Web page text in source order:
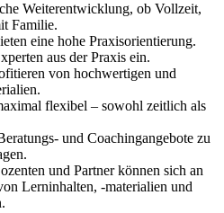
Weiterentwicklung, ob Vollzeit,
Familie.
eine hohe Praxisorientierung.
aus der Praxis ein.
von hochwertigen und
flexibel – sowohl zeitlich als
und Coachingangebote zu
und Partner können sich an
Lerninhalten, -materialien und